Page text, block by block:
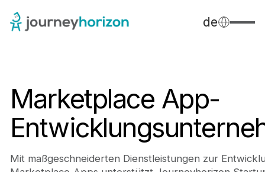
de
Marketplace App-
Mit maßgeschneiderten Dienstleistungen zur